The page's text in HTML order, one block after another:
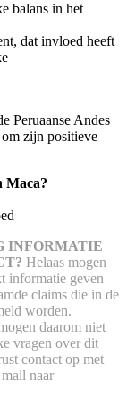
balans in het
dat invloed heeft
Peruaanse Andes
zijn positieve
Maca?
INFORMATIE
Helaas mogen
informatie geven
claims die in de
worden.
daarom niet
vragen over dit
contact op met
naar